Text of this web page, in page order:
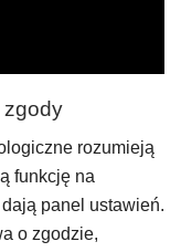
zgody
rozumieją
funkcję na
panel ustawień.
o zgodzie,